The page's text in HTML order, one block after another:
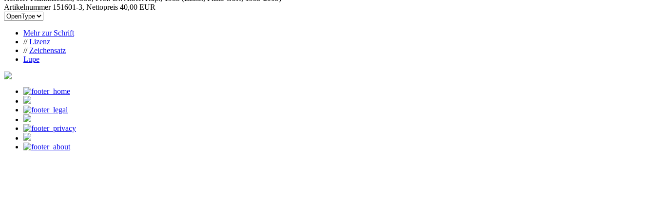
Artikelnummer 151601-3, Nettopreis 40,00 EUR
Mehr zur Schrift
//Lizenz
// Zeichensatz
Lupe